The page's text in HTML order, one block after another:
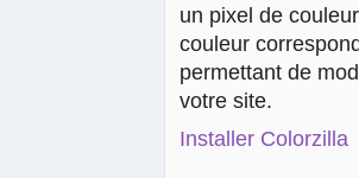
un pixel de
couleur
permettant de
votre site.
Installer Colorzilla